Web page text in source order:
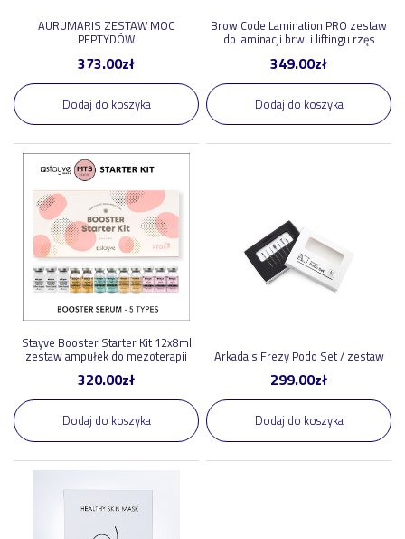
AURUMARIS ZESTAW MOC
PEPTYDÓW
373.00zł
Dodaj do koszyka
Brow Code Lamination PRO zestaw
do laminacji brwi i liftingu rzęs
349.00zł
Dodaj do koszyka
Stayve Booster Starter Kit 12x8ml
zestaw ampułek do mezoterapii
320.00zł
Dodaj do koszyka
Arkada's Frezy Podo Set / zestaw
299.00zł
Dodaj do koszyka